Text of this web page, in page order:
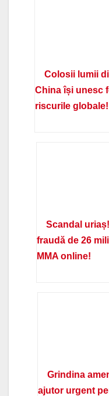
Colosii lumii
China își unesc
riscurile globale!
Scandal
fraudă de 26
MMA online!
Grindina
ajutor urgent